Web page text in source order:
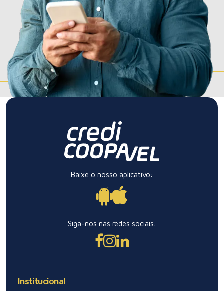
Baixe o nosso aplicativo:
Siga-nos nas redes sociais:
Institucional